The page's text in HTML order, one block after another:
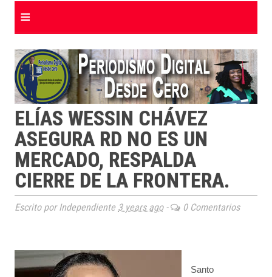
≡
ELÍAS WESSIN CHÁVEZ
ASEGURA RD NO ES UN
MERCADO, RESPALDA
CIERRE DE LA FRONTERA.
Escrito por Independiente 3 years ago- 0 Comentarios
Santo